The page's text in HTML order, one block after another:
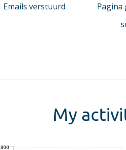
Emails verstuurd
Pagina
My
800